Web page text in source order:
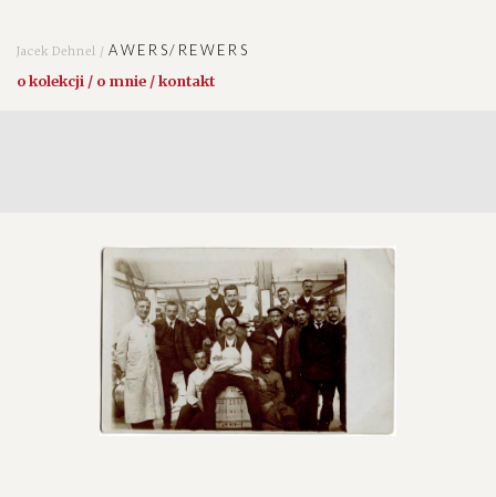
Jacek Dehnel /AWERS/REWERS
o kolekcji / o mnie / kontakt